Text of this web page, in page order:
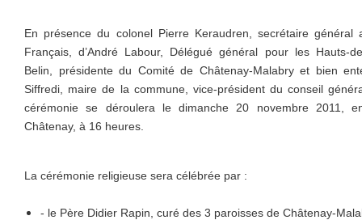
En présence du colonel Pierre Keraudren, secrétaire général
Français, d’André Labour, Délégué général pour les Hauts-
Belin, présidente du Comité de Châtenay-Malabry et bien
Siffredi, maire de la commune, vice-président du conseil
cérémonie se déroulera le dimanche 20 novembre 2011,
Châtenay, à 16 heures.
La cérémonie religieuse sera célébrée par :
- le Père Didier Rapin, curé des 3 paroisses de Châtenay-